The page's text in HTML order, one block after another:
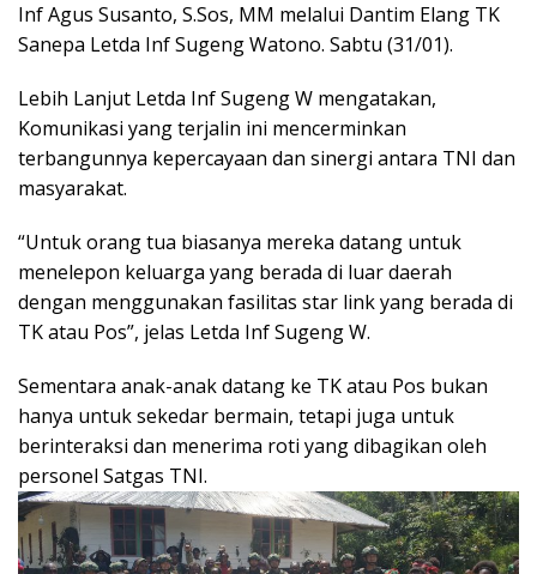
Inf Agus Susanto, S.Sos, MM melalui Dantim Elang TK
Sanepa Letda Inf Sugeng Watono. Sabtu (31/01).
Lebih Lanjut Letda Inf Sugeng W mengatakan,
Komunikasi yang terjalin ini mencerminkan
terbangunnya kepercayaan dan sinergi antara TNI dan
masyarakat.
“Untuk orang tua biasanya mereka datang untuk
menelepon keluarga yang berada di luar daerah
dengan menggunakan fasilitas star link yang berada di
TK atau Pos”, jelas Letda Inf Sugeng W.
Sementara anak-anak datang ke TK atau Pos bukan
hanya untuk sekedar bermain, tetapi juga untuk
berinteraksi dan menerima roti yang dibagikan oleh
personel Satgas TNI.